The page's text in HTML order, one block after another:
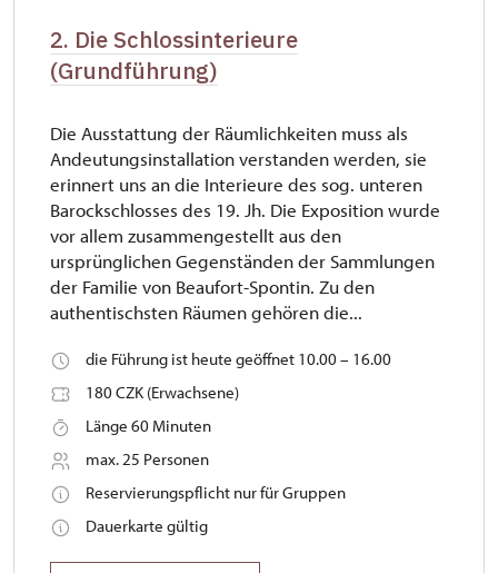
2. Die Schlossinterieure
(Grundführung)
Die Ausstattung der Räumlichkeiten muss als
Andeutungsinstallation verstanden werden, sie
erinnert uns an die Interieure des sog. unteren
Barockschlosses des 19. Jh. Die Exposition wurde
vor allem zusammengestellt aus den
ursprünglichen Gegenständen der Sammlungen
der Familie von Beaufort-Spontin. Zu den
authentischsten Räumen gehören die...
die Führung ist heute geöffnet 10.00 – 16.00
180 CZK (Erwachsene)
Länge 60 Minuten
max. 25 Personen
Reservierungspflicht nur für Gruppen
Dauerkarte gültig